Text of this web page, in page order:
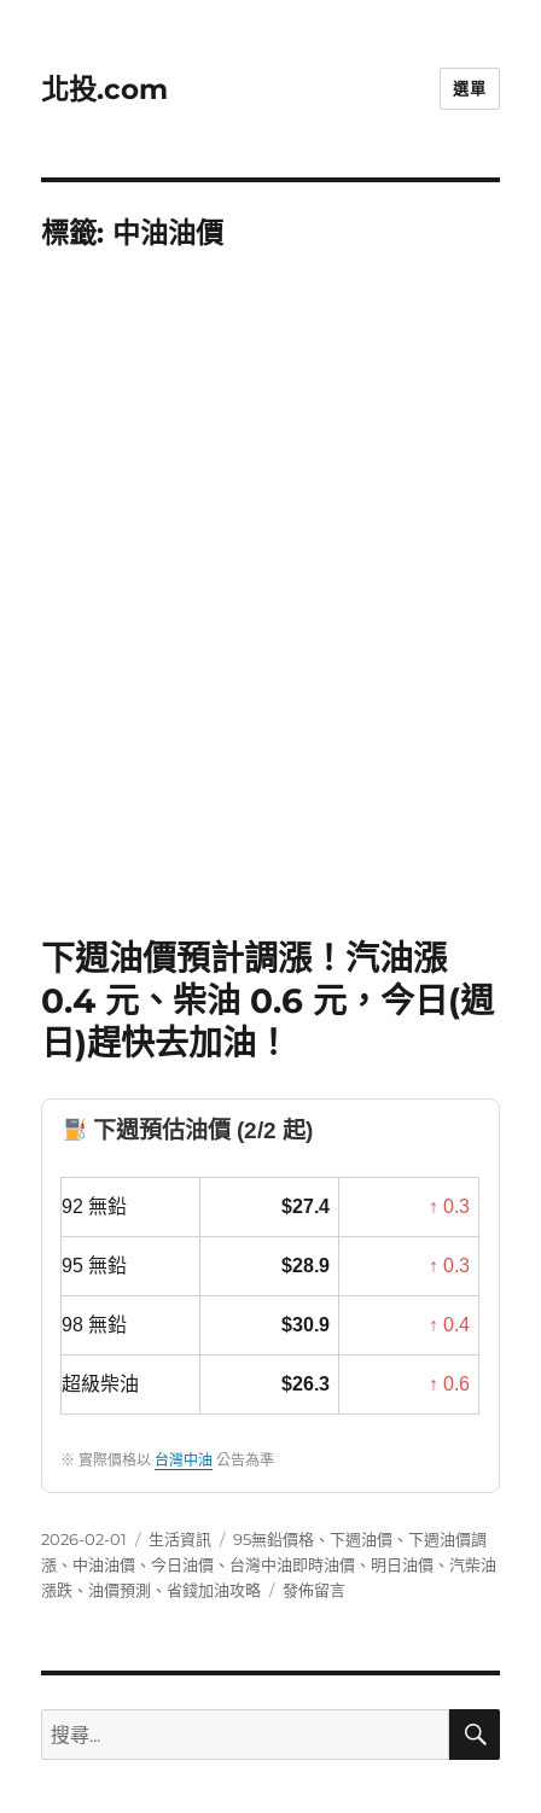
北投.com 選單
標籤: 中油油價
下週油價預計調漲！汽油漲
0.4 元、柴油 0.6 元，今日(週
日)趕快去加油！
下週預估油價 (2/2 起)
92 無鉛 $27.4 ↑ 0.3
95 無鉛 $28.9 ↑ 0.3
98 無鉛 $30.9 ↑ 0.4
超級柴油 $26.3 ↑ 0.6
※ 實際價格以 台灣中油 公告為準
發
佈
日
2026-02-01
分
類
生活資訊
標
籤
95無鉛價格 、下週油價 、下週油價調
漲 、 中油油價 、今日油價 、 台灣中油即時油價 、 明日油價 、 汽柴油
漲跌 、油價預測 、省錢加油攻略
在
預
調
發佈留言
搜
尋
搜